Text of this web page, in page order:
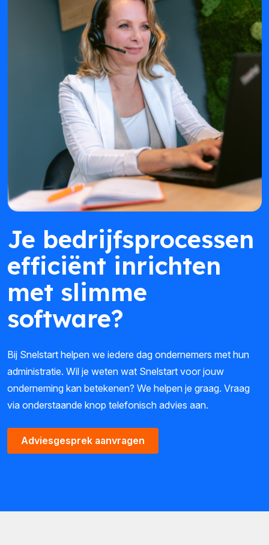
Je bedrijfsprocessen
efficiënt inrichten
met slimme
software?
Bij Snelstart helpen we iedere dag ondernemers met hun
administratie. Wil je weten wat Snelstart voor jouw
onderneming kan betekenen? We helpen je graag. Vraag
via onderstaande knop telefonisch advies aan.
Adviesgesprek aanvragen